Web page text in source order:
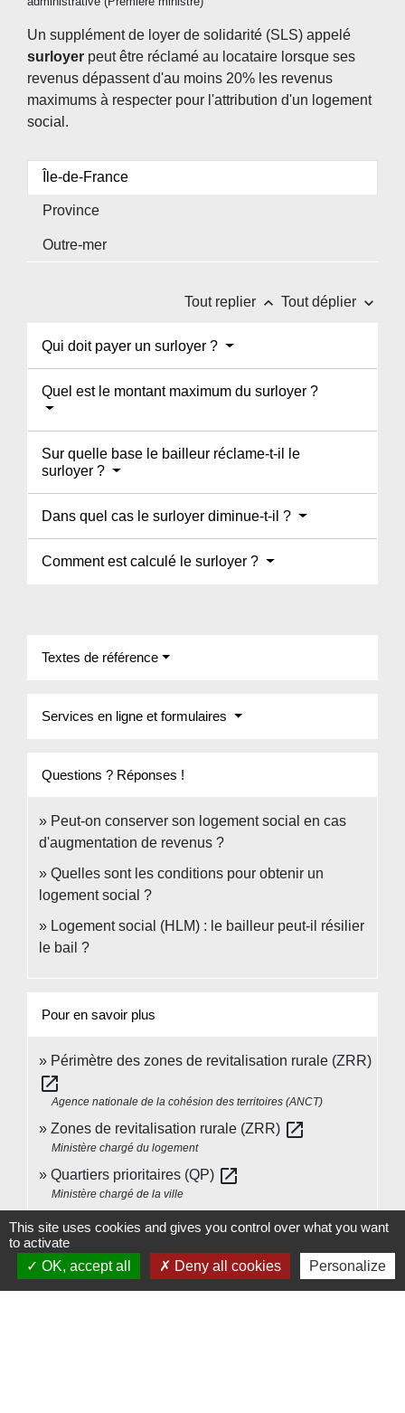
Un supplément de loyer de solidarité (SLS) appelé
surloyer peut être réclamé au locataire lorsque ses
revenus dépassent d'au moins 20% les revenus
maximums à respecter pour l'attribution d'un logement
social.
Île-de-France
Province
Outre-mer
Tout replier keyboard_arrow_up Tout déplier keyboard_arrow_down
Qui doit payer un surloyer ?
Quel est le montant maximum du surloyer ?
Sur quelle base le bailleur réclame-t-il le
surloyer ?
Dans quel cas le surloyer diminue-t-il ?
Comment est calculé le surloyer ?
Textes de référence
Services en ligne et formulaires
Questions ? Réponses !
Peut-on conserver son logement social en cas
d'augmentation de revenus ?
Quelles sont les conditions pour obtenir un
logement social ?
Logement social (HLM) : le bailleur peut-il résilier
le bail ?
Pour en savoir plus
Périmètre des zones de revitalisation rurale (ZRR)
open_in_new
Agence nationale de la cohésion des territoires (ANCT)
Zones de revitalisation rurale (ZRR) open_in_new
Ministère chargé du logement
Quartiers prioritaires (QP) open_in_new
Ministère chargé de la ville
Votre adresse est-elle un quartier prioritaire de la
politique de la ville ?
Ministère chargé de la ville
This site uses cookies and gives you control over what you want
to activate
OK, accept all
Deny all cookies Personalize